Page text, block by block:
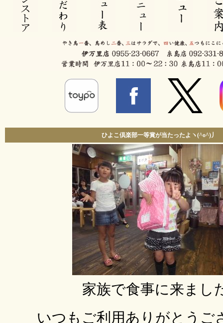
ひよこ倶楽部一等賞が当たったよヽ(^o^)丿
家族で食事に来まし
いつもご利用ありがとうご